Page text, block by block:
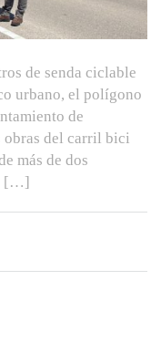
de senda ciclable
urbano, el polígono
de
obras del carril bici
más de dos
[…]